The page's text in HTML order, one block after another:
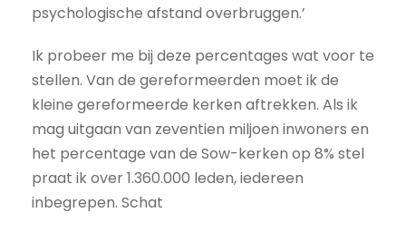
psychologische afstand overbruggen.’
Ik probeer me bij deze percentages wat voor te
stellen. Van de gereformeerden moet ik de
kleine gereformeerde kerken aftrekken. Als ik
mag uitgaan van zeventien miljoen inwoners en
het percentage van de Sow-kerken op 8% stel
praat ik over 1.360.000 leden, iedereen
inbegrepen. Schat